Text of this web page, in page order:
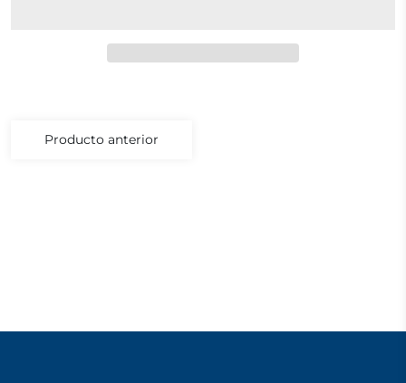
Producto anterior